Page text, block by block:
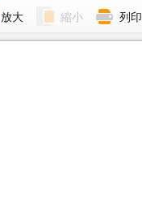
放大 縮小 列印